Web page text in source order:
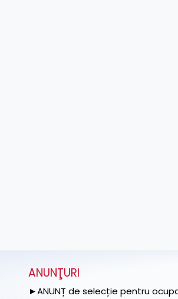
ANUNŢURI
►ANUNȚ de selecție pentru